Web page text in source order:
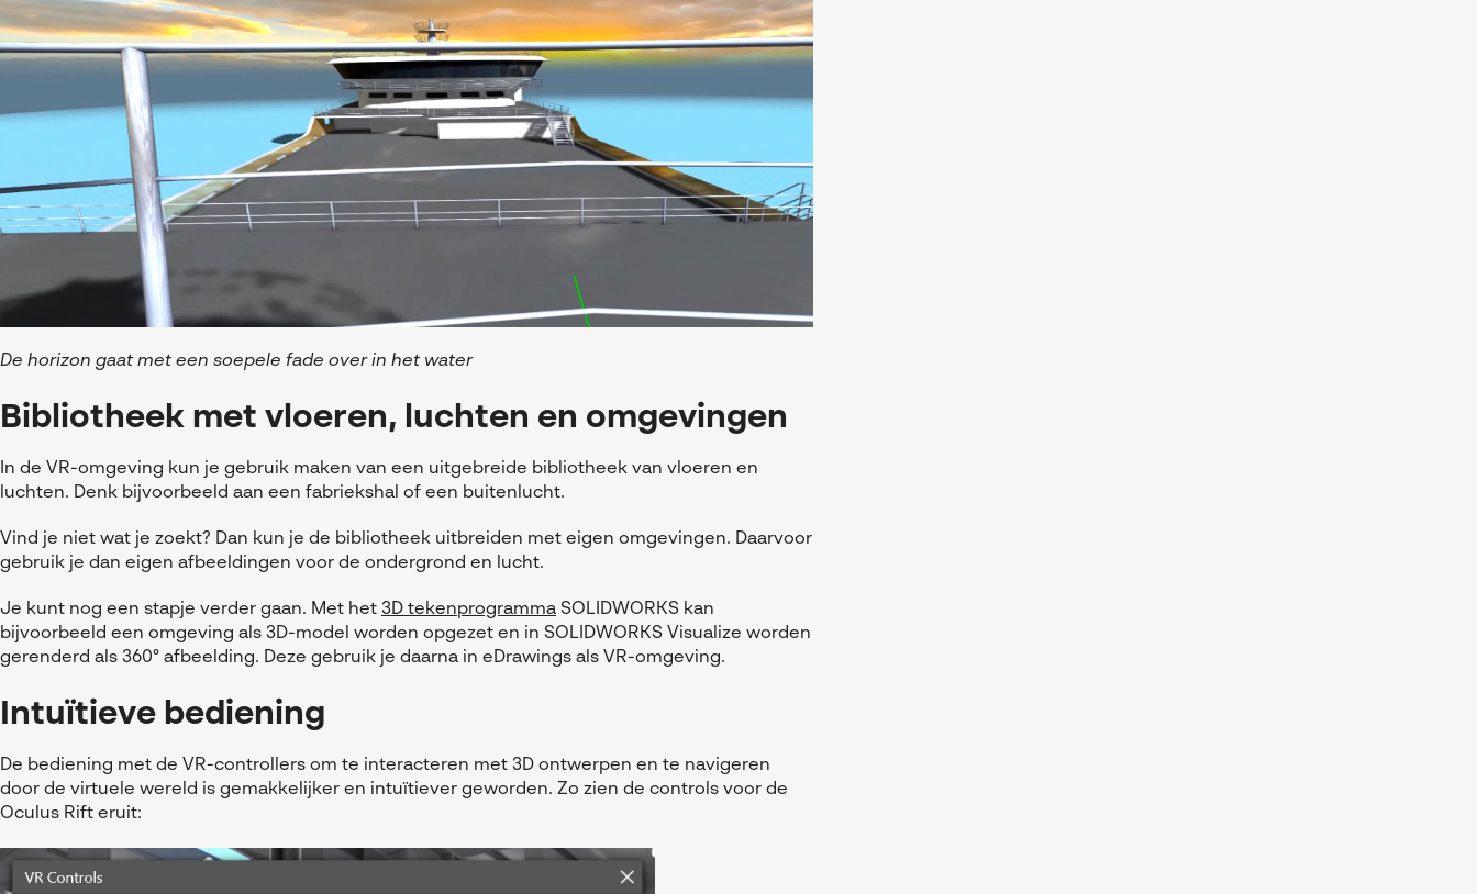
De horizon gaat met een soepele fade over in het water
Bibliotheek met vloeren, luchten en omgevingen
In de VR-omgeving kun je gebruik maken van een uitgebreide bibliotheek van vloeren en
luchten. Denk bijvoorbeeld aan een fabriekshal of een buitenlucht.
Vind je niet wat je zoekt? Dan kun je de bibliotheek uitbreiden met eigen omgevingen. Daarvoor
gebruik je dan eigen afbeeldingen voor de ondergrond en lucht.
Je kunt nog een stapje verder gaan. Met het 3D tekenprogramma SOLIDWORKS kan
bijvoorbeeld een omgeving als 3D-model worden opgezet en in SOLIDWORKS Visualize worden
gerenderd als 360° afbeelding. Deze gebruik je daarna in eDrawings als VR-omgeving.
Intuïtieve bediening
De bediening met de VR-controllers om te interacteren met 3D ontwerpen en te navigeren
door de virtuele wereld is gemakkelijker en intuïtiever geworden. Zo zien de controls voor de
Oculus Rift eruit: